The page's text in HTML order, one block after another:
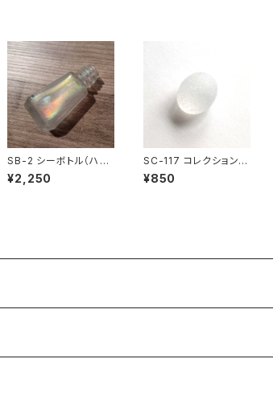
SB-2 シーボトル（ハウ
ス）
¥2,250
SC-117 コレクション用
シーグラス（白色）
¥850